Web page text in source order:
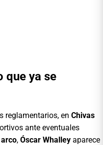
que ya se
reglamentarios, en Chivas
ante eventuales
, Óscar Whalley aparece